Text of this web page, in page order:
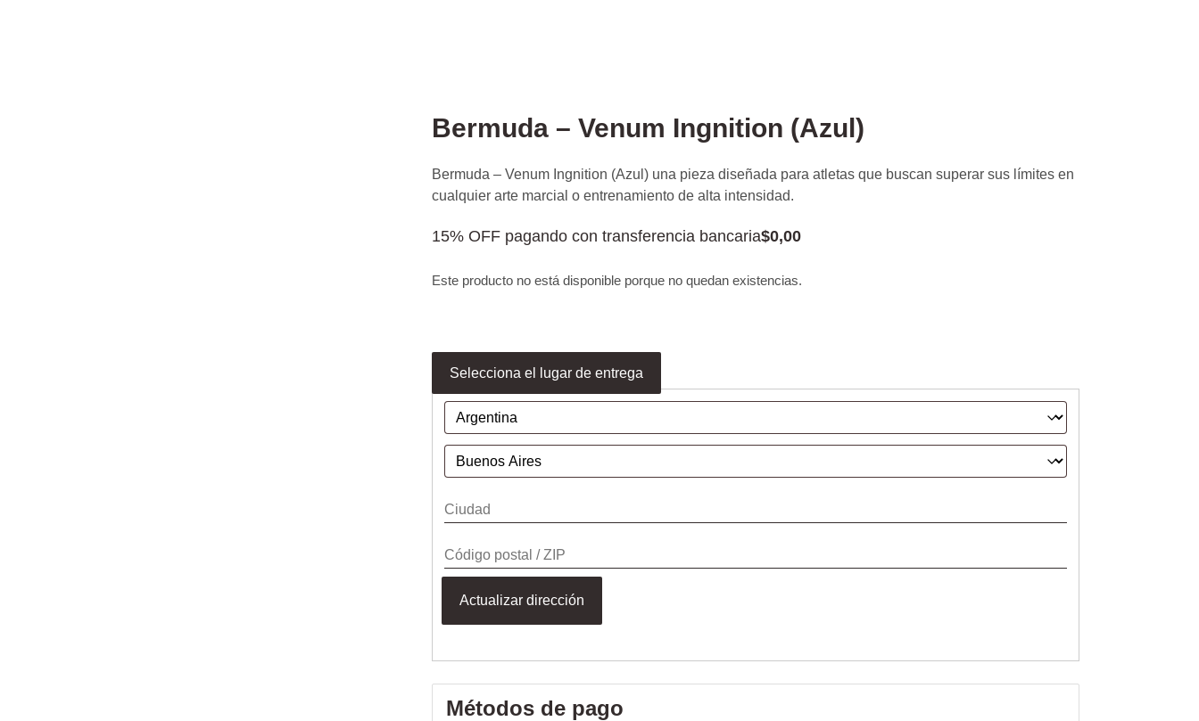
Bermuda – Venum Ingnition (Azul)
Bermuda – Venum Ingnition (Azul) una pieza diseñada para atletas que buscan superar sus límites en
cualquier arte marcial o entrenamiento de alta intensidad.
15% OFF pagando con transferencia bancaria$0,00
Este producto no está disponible porque no quedan existencias.
Selecciona el lugar de entrega
Actualizar dirección
Métodos de pago